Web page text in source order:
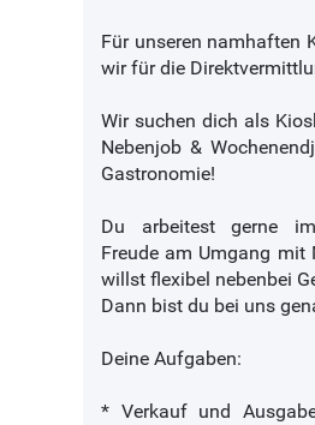
Für unseren namhaften
wir für die
Wir suchen dich als
Nebenjob &
Gastronomie!
Du arbeitest gerne
Freude am Umgang mit
willst flexibel nebenbei
Dann bist du bei uns
Deine Aufgaben:
* Verkauf und